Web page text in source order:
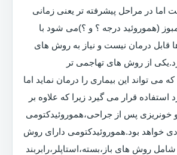
اما در مراحل پیشرفته تر یعنی زمانی
(هموروئید درجه ؟ و ؟)می شود با
قابل درمان نیست و نیاز به روش های
از روش های تهاجمی تر
می تواند این بیماری را درمان نماید اما
قرار می گیرد زیرا که علاوه بر
خونریزی پس از جراحی،هموروئیدکتومی
خواهد بود.هموروئیدکتومی دارای روش
روش های باز،بسته،استاپلر،رابربند